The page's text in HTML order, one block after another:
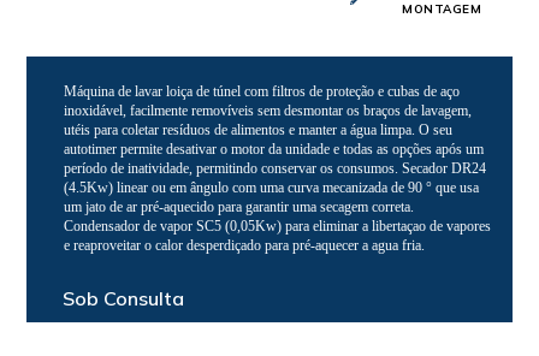
MONTAGEM
Máquina de lavar loiça de túnel com filtros de proteção e cubas de aço
inoxidável, facilmente removíveis sem desmontar os braços de lavagem,
utéis para coletar resíduos de alimentos e manter a água limpa. O seu
autotimer permite desativar o motor da unidade e todas as opções após um
período de inatividade, permitindo conservar os consumos. Secador DR24
(4.5Kw) linear ou em ângulo com uma curva mecanizada de 90 ° que usa
um jato de ar pré-aquecido para garantir uma secagem correta.
Condensador de vapor SC5 (0,05Kw) para eliminar a libertaçao de vapores
e reaproveitar o calor desperdiçado para pré-aquecer a agua fria.
Sob Consulta